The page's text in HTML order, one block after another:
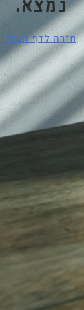
נמצא.
חזרה לדף הבית